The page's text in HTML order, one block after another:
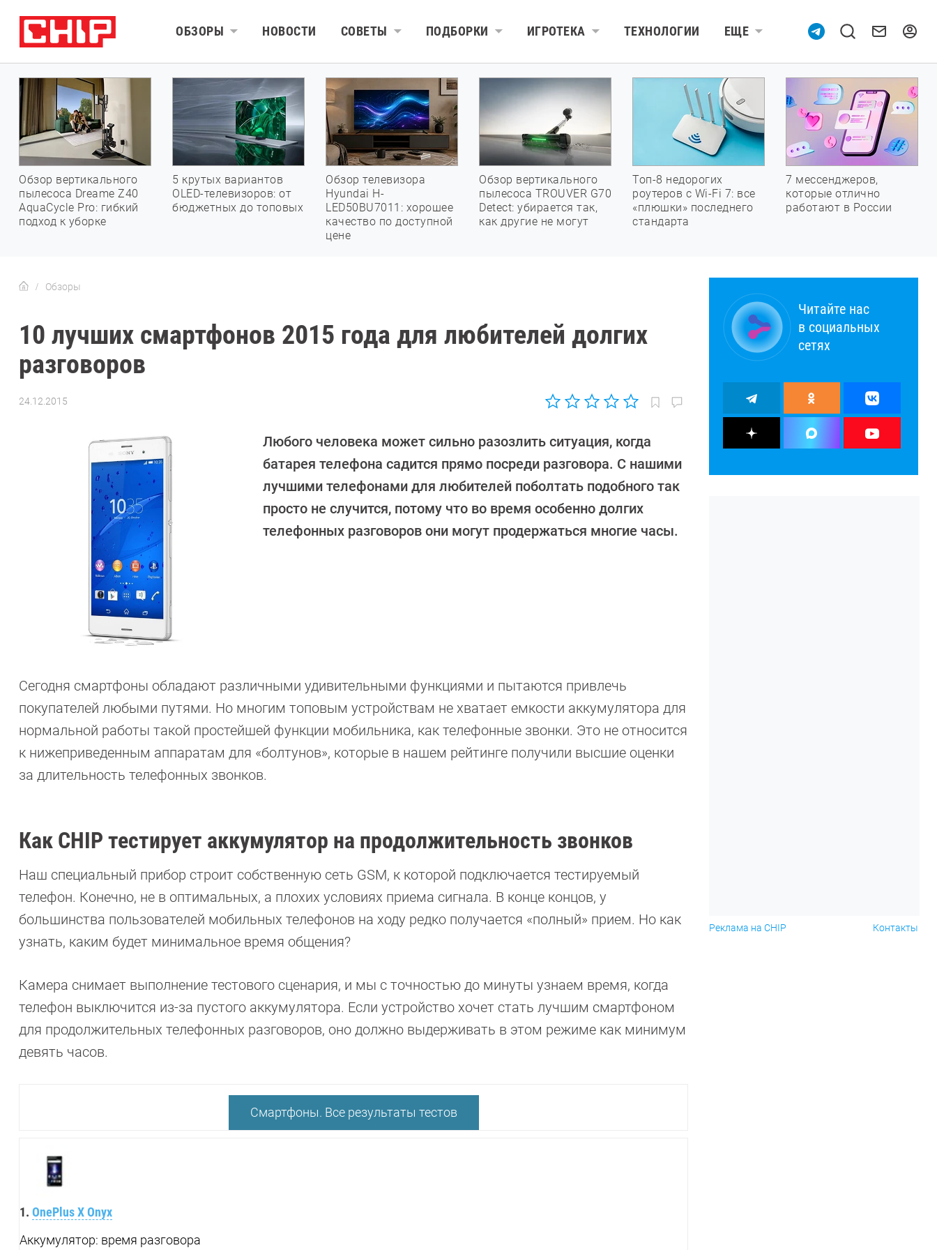
ОБЗОРЫ НОВОСТИ СОВЕТЫ ПОДБОРКИ ИГРОТЕКА ТЕХНОЛОГИИ ЕЩЕ
Обзор вертикального
пылесоса Dreame Z40
AquaCycle Pro: гибкий
подход к уборке
5 крутых вариантов
OLED-телевизоров: от
бюджетных до топовых
Обзор телевизора
Hyundai H-
LED50BU7011: хорошее
качество по доступной
цене
Обзор вертикального
пылесоса TROUVER G70
Detect: убирается так,
как другие не могут
Топ-8 недорогих
роутеров с Wi-Fi 7: все
«плюшки» последнего
стандарта
7 мессенджеров,
которые отлично
работают в России
Обзоры
10 лучших смартфонов 2015 года для любителей долгих
разговоров
24.12.2015
Любого человека может сильно разозлить ситуация, когда
батарея телефона садится прямо посреди разговора. С нашими
лучшими телефонами для любителей поболтать подобного так
просто не случится, потому что во время особенно долгих
телефонных разговоров они могут продержаться многие часы.
Сегодня смартфоны обладают различными удивительными функциями и пытаются привлечь
покупателей любыми путями. Но многим топовым устройствам не хватает емкости аккумулятора для
нормальной работы такой простейшей функции мобильника, как телефонные звонки. Это не относится
к нижеприведенным аппаратам для «болтунов», которые в нашем рейтинге получили высшие оценки
за длительность телефонных звонков.
Как CHIP тестирует аккумулятор на продолжительность звонков
Наш специальный прибор строит собственную сеть GSM, к которой подключается тестируемый
телефон. Конечно, не в оптимальных, а плохих условиях приема сигнала. В конце концов, у
большинства пользователей мобильных телефонов на ходу редко получается «полный» прием. Но как
узнать, каким будет минимальное время общения?
Камера снимает выполнение тестового сценария, и мы с точностью до минуты узнаем время, когда
телефон выключится из-за пустого аккумулятора. Если устройство хочет стать лучшим смартфоном
для продолжительных телефонных разговоров, оно должно выдерживать в этом режиме как минимум
девять часов.
Смартфоны. Все результаты тестов
1. OnePlus X Onyx
Аккумулятор: время разговора
Читайте нас
в социальных
сетях
Реклама на CHIP Контакты